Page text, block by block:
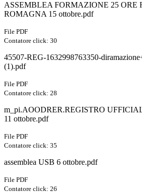
ASSEMBLEA FORMAZIONE 25 ORE
ROMAGNA 15 ottobre.pdf
File PDF
Contatore click: 30
45507-REG-1632998763350-
(1).pdf
File PDF
Contatore click: 28
m_pi.AOODRER.REGISTRO
11 ottobre.pdf
File PDF
Contatore click: 35
assemblea USB 6 ottobre.pdf
File PDF
Contatore click: 26